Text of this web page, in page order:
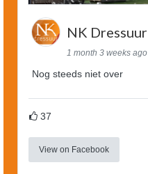
NK Dressuur
1 month 3 weeks ago
Nog steeds niet over
37
View on Facebook